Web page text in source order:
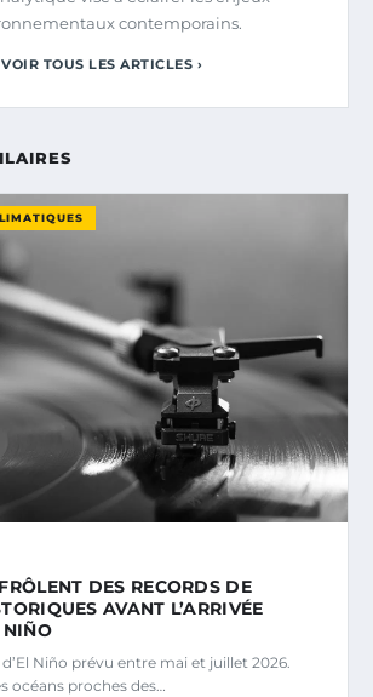
contemporains.
VOIR TOUS LES ARTICLES ›
DES RECORDS DE
AVANT L’ARRIVÉE
NIÑO
Niño prévu entre mai et juillet 2026.
océans proches des…